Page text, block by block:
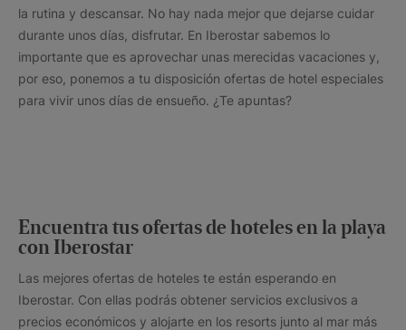
la rutina y descansar. No hay nada mejor que dejarse cuidar
durante unos días, disfrutar. En Iberostar sabemos lo
importante que es aprovechar unas merecidas vacaciones y,
por eso, ponemos a tu disposición ofertas de hotel especiales
para vivir unos días de ensueño. ¿Te apuntas?
Encuentra tus ofertas de hoteles en la playa
con Iberostar
Las mejores ofertas de hoteles te están esperando en
Iberostar. Con ellas podrás obtener servicios exclusivos a
precios económicos y alojarte en los resorts junto al mar más